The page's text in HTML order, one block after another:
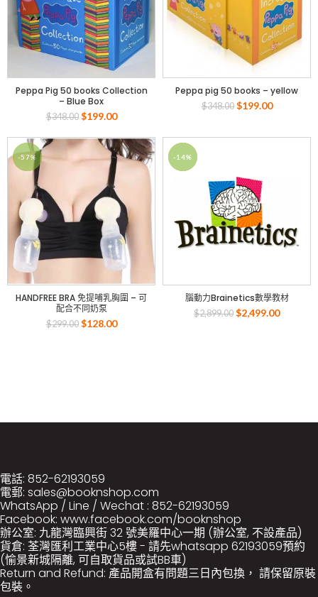
Peppa Pig 50 books Collection
– Blue Box
$348.00 $199.00
Peppa pig 50 books – yellow
$348.00 $199.00
-57%
HANDFREE BRA 免提哺乳胸圍 – 可
配合不同奶泵
$299.00 $128.00
-14%
腦動力Brainetics數學教材
$2,899.00 $2,499.00
電話: 852-62193059
電郵: sales@booknshop.com
WhatsApp / Line / Wechat : 852-62193059
Facebook: www.facebook.com/booknshop
辦公室: 九龍灣臨興街 32 號美羅中心一期 (辦公室, 不設產品)
貨倉: 荃灣匯利工業中心5樓 - 請先whatsapp 62193059預約
(愉景新城隔離, 可自取貨品或試BB車)
Return and Refund: 產品開盒有問題三日內包換， 請保留原裝
包裝。